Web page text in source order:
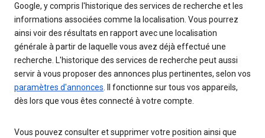
Google, y compris l'historique des services de recherche et les
informations associées comme la localisation. Vous pourrez
ainsi voir des résultats en rapport avec une localisation
générale à partir de laquelle vous avez déjà effectué une
recherche. L'historique des services de recherche peut aussi
servir à vous proposer des annonces plus pertinentes, selon vos
paramètres d'annonces. Il fonctionne sur tous vos appareils,
dès lors que vous êtes connecté à votre compte.
Vous pouvez consulter et supprimer votre position ainsi que